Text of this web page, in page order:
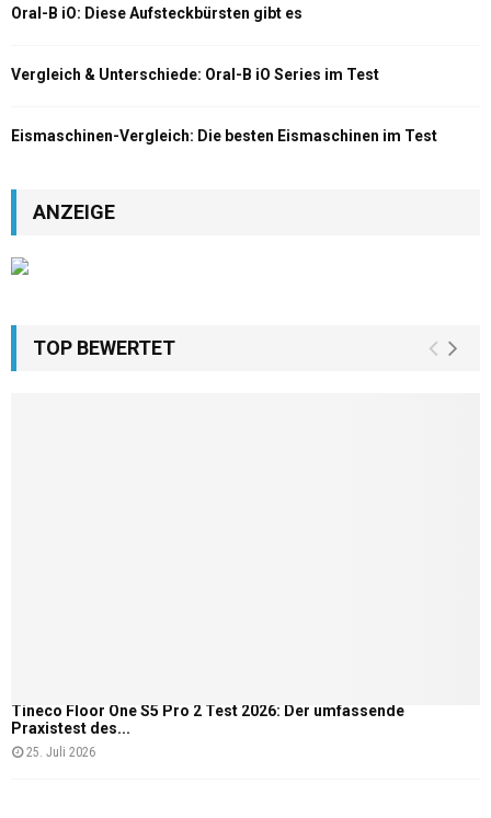
Oral-B iO: Diese Aufsteckbürsten gibt es
Vergleich & Unterschiede: Oral-B iO Series im Test
Eismaschinen-Vergleich: Die besten Eismaschinen im Test
ANZEIGE
TOP BEWERTET
Tineco Floor One S5 Pro 2 Test 2026: Der umfassende
Praxistest des...
25. Juli 2026